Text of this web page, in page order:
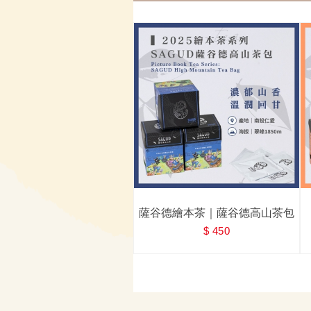
薩谷德繪本茶｜薩谷德高山茶包
$ 450